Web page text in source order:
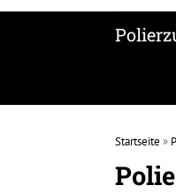
Startseite »